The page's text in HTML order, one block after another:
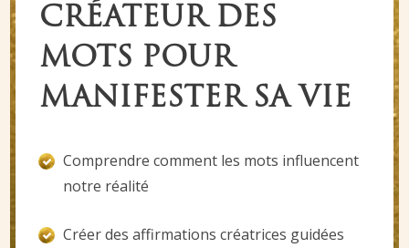
CRÉATEUR DES
MOTS POUR
MANIFESTER SA VIE
Comprendre comment les mots influencent
notre réalité
Créer des affirmations créatrices guidées